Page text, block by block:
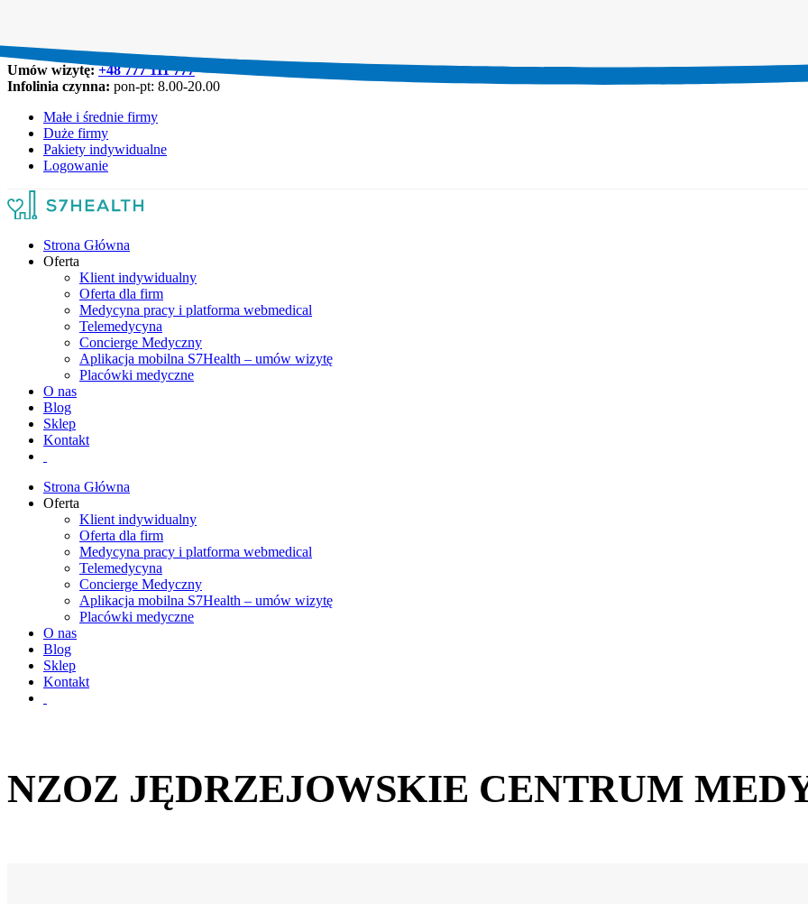
Umów wizytę:+48 777 111 777
Infolinia czynna: pon-pt: 8.00-20.00
Małe i średnie firmy
Duże firmy
Pakiety indywidualne
Logowanie
Strona Główna
Oferta
Klient indywidualny
Oferta dla firm
Medycyna pracy i platforma webmedical
Telemedycyna
Concierge Medyczny
Aplikacja mobilna S7Health – umów wizytę
Placówki medyczne
O nas
Blog
Sklep
Kontakt
Strona Główna
Oferta
Klient indywidualny
Oferta dla firm
Medycyna pracy i platforma webmedical
Telemedycyna
Concierge Medyczny
Aplikacja mobilna S7Health – umów wizytę
Placówki medyczne
O nas
Blog
Sklep
Kontakt
NZOZ JĘDRZEJOWSKIE CENTRUM